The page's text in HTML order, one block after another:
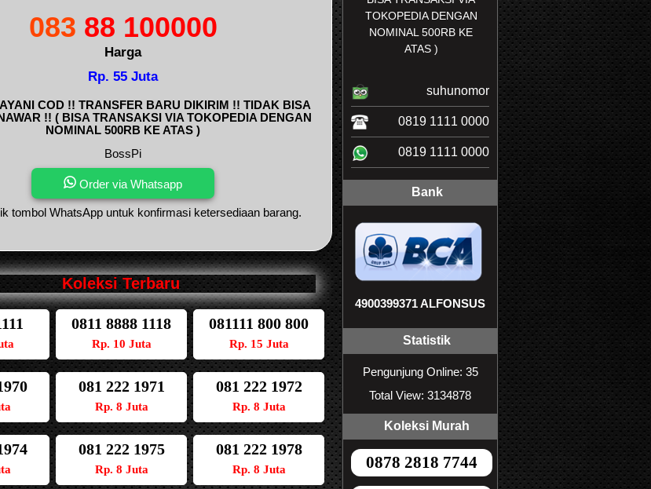
083 88 100000
Harga
Rp. 55 Juta
COD !! TRANSFER BARU DIKIRIM !! TIDAK BISA
!! ( BISA TRANSAKSI VIA TOKOPEDIA DENGAN
NOMINAL 500RB KE ATAS )
BossPi
Order via Whatsapp
tombol WhatsApp untuk konfirmasi ketersediaan barang.
Koleksi Terbaru
0811 8888 1118
Rp. 10 Juta
081111 800 800
Rp. 15 Juta
081 222 1971
Rp. 8 Juta
081 222 1972
Rp. 8 Juta
081 222 1975
Rp. 8 Juta
081 222 1978
Rp. 8 Juta
TOKOPEDIA DENGAN
NOMINAL 500RB KE
ATAS )
suhunomor
0819 1111 0000
0819 1111 0000
Bank
4900399371 ALFONSUS
Statistik
Pengunjung Online: 35
Total View: 3134878
Koleksi Murah
0878 2818 7744